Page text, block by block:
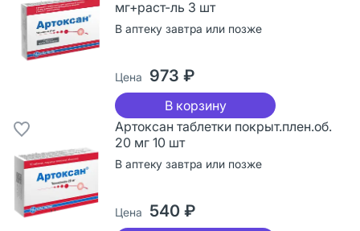
мг+раст-ль 3 шт
В аптеку завтра или позже
Цена 973 ₽
В корзину
Артоксан таблетки покрыт.плен.об.
20 мг 10 шт
В аптеку завтра или позже
Цена 540 ₽